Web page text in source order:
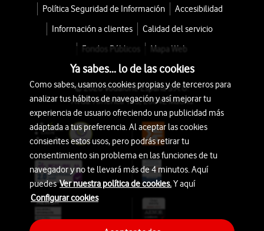
Política Seguridad de Información
Accesibilidad
Información a clientes
Calidad del servicio
Fondos Públicos
Mapa Web
© 2026 Vodafone España S.A.U.
Avda. América 115, 28042 Madrid
Ya sabes... lo de las cookies
Como sabes, usamos cookies propias y de terceros para
analizar tus hábitos de navegación y así mejorar tu
experiencia de usuario ofreciendo una publicidad más
adaptada a tus preferencia. Al aceptar las cookies
consientes estos usos, pero podrás retirar tu
consentimiento sin problema en las funciones de tu
navegador y no te llevará más de 4 minutos. Aquí
puedesVer nuestra política de cookies.Y aquí
Configurar cookies